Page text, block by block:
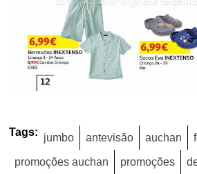
Tags: jumbo antevisão auchan
promoções auchan promoções